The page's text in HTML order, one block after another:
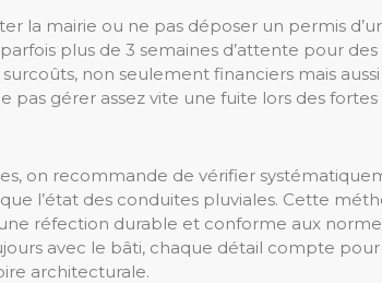
la mairie ou ne pas déposer un permis
plus de 3 semaines d’attente pour
non seulement financiers mais
pas gérer assez vite une fuite lors des
on recommande de vérifier
l’état des conduites pluviales. Cette
réfection durable et conforme aux
avec le bâti, chaque détail compte
architecturale.